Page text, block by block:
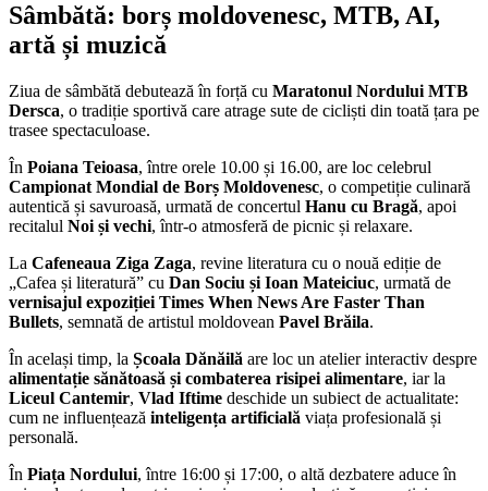
Sâmbătă: borș moldovenesc, MTB, AI,
artă și muzică
Ziua de sâmbătă debutează în forță cu Maratonul Nordului MTB
Dersca, o tradiție sportivă care atrage sute de cicliști din toată țara pe
trasee spectaculoase.
În Poiana Teioasa, între orele 10.00 și 16.00, are loc celebrul
Campionat Mondial de Borș Moldovenesc, o competiție culinară
autentică și savuroasă, urmată de concertul Hanu cu Bragă, apoi
recitalul Noi și vechi, într-o atmosferă de picnic și relaxare.
La Cafeneaua Ziga Zaga, revine literatura cu o nouă ediție de
„Cafea și literatură” cu Dan Sociu și Ioan Mateiciuc, urmată de
vernisajul expoziției Times When News Are Faster Than
Bullets, semnată de artistul moldovean Pavel Brăila.
În același timp, la Școala Dănăilă are loc un atelier interactiv despre
alimentație sănătoasă și combaterea risipei alimentare, iar la
Liceul Cantemir, Vlad Iftime deschide un subiect de actualitate:
cum ne influențează inteligența artificială viața profesională și
personală.
În Piața Nordului, între 16:00 și 17:00, o altă dezbatere aduce în